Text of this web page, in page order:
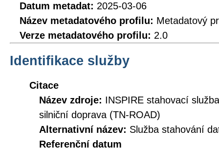
Datum metadat: 2025-03-06
Název metadatového profilu: Metadatový
Verze metadatového profilu: 2.0
Identifikace služby
Citace
Název zdroje: INSPIRE stahovací
silniční doprava (TN-ROAD)
Alternativní název: Služba stahování
Referenční datum